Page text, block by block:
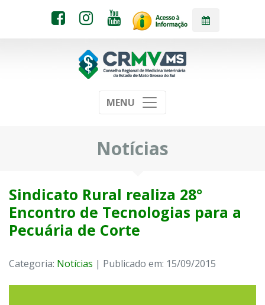
MENU
Notícias
Sindicato Rural realiza 28°
Encontro de Tecnologias para a
Pecuária de Corte
Categoria: Notícias | Publicado em: 15/09/2015